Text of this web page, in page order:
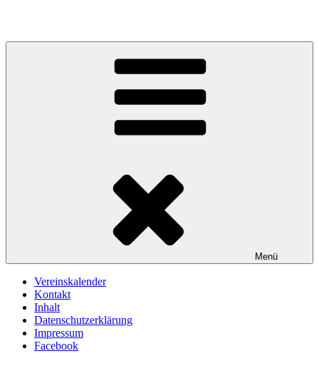
Menü
Vereinskalender
Kontakt
Inhalt
Datenschutzerklärung
Impressum
Facebook